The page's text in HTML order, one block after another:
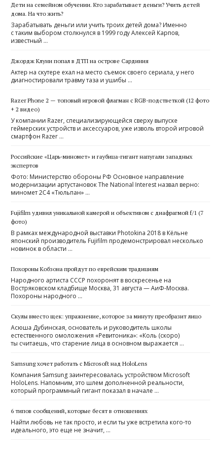
Дети на семейном обучении. Кто зарабатывает деньги? Учить детей
дома. На что жить?
Зарабатывать деньги или учить троих детей дома? Именно
с таким выбором столкнулся в 1999 году Алексей Карпов,
известный …
Джордж Клуни попал в ДТП на острове Сардиния
Актер на скутере ехал на место съемок своего сериала, у него
диагностировали травму таза и ушибы …
Razer Phone 2 — топовый игровой флагман с RGB-подстветкой (12 фото
+ 2 видео)
У компании Razer, специализирующейся сверху выпуске
геймерских устройств и аксессуаров, уже изволь второй игровой
смартфон Razer …
Российские «Царь-миномет» и гаубица-гигант напугали западных
экспертов
Фото: Министерство обороны РФ Основное направление
модернизации артустановок The National Interest назвал верно:
миномет 2С4 «Тюльпан» …
Fujifilm удивил уникальной камерой и объективом с диафрагмой f/1 (7
фото)
В рамках международной выставки Photokina 2018 в Кёльне
японский производитель Fujifilm продемонстрировал несколько
новинок в области …
Похороны Кобзона пройдут по еврейским традициям
Народного артиста СССР похоронят в воскресенье на
Востряковском кладбище Москва, 31 августа — АиФ-Москва.
Похороны народного …
Скулы вместо щек: упражнение, которое за минуту преобразит лицо
Асюша Дубинская, основатель и руководитель школы
естественного омоложения «Ревитоника»: «Коль (скоро)
ты считаешь, что старение лица в основном выражается …
Samsung хочет работать с Microsoft над HoloLens
Компания Samsung заинтересовалась устройством Microsoft
HoloLens. Напомним, это шлем дополненной реальности,
который программный гигант показал в начале …
6 типов сообщений, которые бесят в отношениях
Найти любовь не так просто, и если ты уже встретила кого-то
идеального, это еще не значит, …